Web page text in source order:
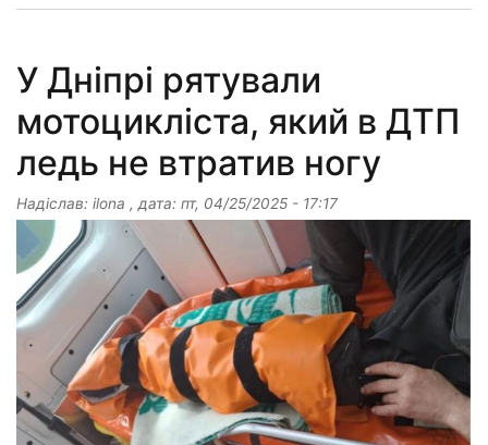
У Дніпрі рятували
мотоцикліста, який в ДТП
ледь не втратив ногу
Надіслав: ilona , дата: пт, 04/25/2025 - 17:17